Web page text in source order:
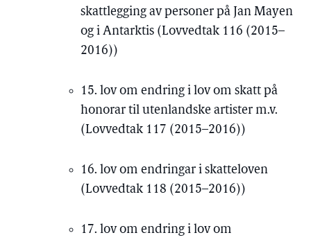
skattlegging av personer på Jan Mayen
og i Antarktis (Lovvedtak 116 (2015–
2016))
15. lov om endring i lov om skatt på
honorar til utenlandske artister m.v.
(Lovvedtak 117 (2015–2016))
16. lov om endringar i skatteloven
(Lovvedtak 118 (2015–2016))
17. lov om endring i lov om